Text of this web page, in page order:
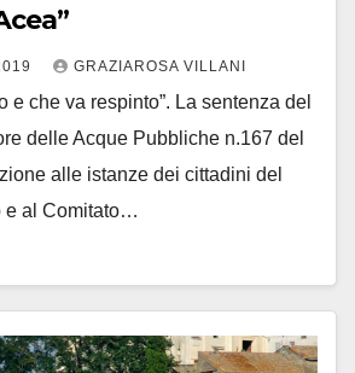
GRAZIAROSA VILLANI
e che va respinto”. La sentenza del
delle Acque Pubbliche n.167 del
alle istanze dei cittadini del
e al Comitato…